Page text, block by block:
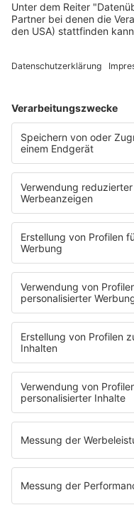
Soul & RnB
Techno
Trance
Podcast
Pop Crimes
The Story / Loveparade
90er Kids mit Oli.P
YouTube
90s90s DE:CODED
Musik
News
HITstory
Was macht eigentlich?
Listing
Back to the 90s
Mitmachen
Aktionen & Events
90s90s Countdown